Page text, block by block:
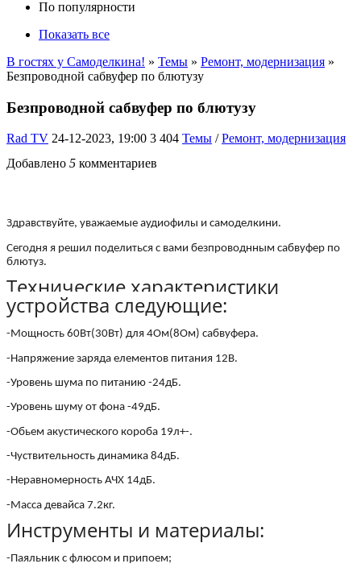
По популярности
Показать все
В гостях у Самоделкина! » Темы » Ремонт, модернизация »
Безпроводной сабвуфер по блютузу
Безпроводной сабвуфер по блютузу
Rad TV 24-12-2023, 19:00 3 404 Темы /Ремонт, модернизация
Добавлено 5 комментариев
Здравствуйте, уважаемые аудиофилы и самоделкини.
Сегодня я решил поделиться с вами безпроводнным сабвуфер по
блютуз.
Технические характеристики
устройства следующие:
-Мощность 60Вт(30Вт) для 4Ом(8Ом) сабвуфера.
-Напряжение заряда елементов питания 12В.
-Уровень шума по питанию -24дБ.
-Уровень шуму от фона -49дБ.
-Обьем акустического короба 19л+-.
-Чуствительность динамика 84дБ.
-Неравномерность АЧХ 14дБ.
-Масса девайса 7.2кг.
Инструменты и материалы:
-Паяльник с флюсом и припоем;